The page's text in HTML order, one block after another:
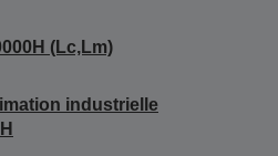
(Lc,Lm)
industrielle